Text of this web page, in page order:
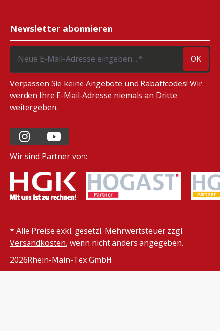
Newsletter abonnieren
OK
Verpassen Sie keine Angebote und Rabattcodes! Wir
werden Ihre E-Mail-Adresse niemals an Dritte
weitergeben.
Wir sind Partner von:
* Alle Preise exkl. gesetzl. Mehrwertsteuer zzgl.
Versandkosten, wenn nicht anders angegeben.
2026Rhein-Main-Tex GmbH